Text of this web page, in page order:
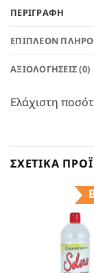
ΠΕΡΙΓΡΑΦΉ
ΕΠΙΠΛΈΟΝ
ΑΞΙΟΛΟΓΉΣΕΙΣ (0)
Ελάχιστη
ΣΧΕΤΙΚΆ